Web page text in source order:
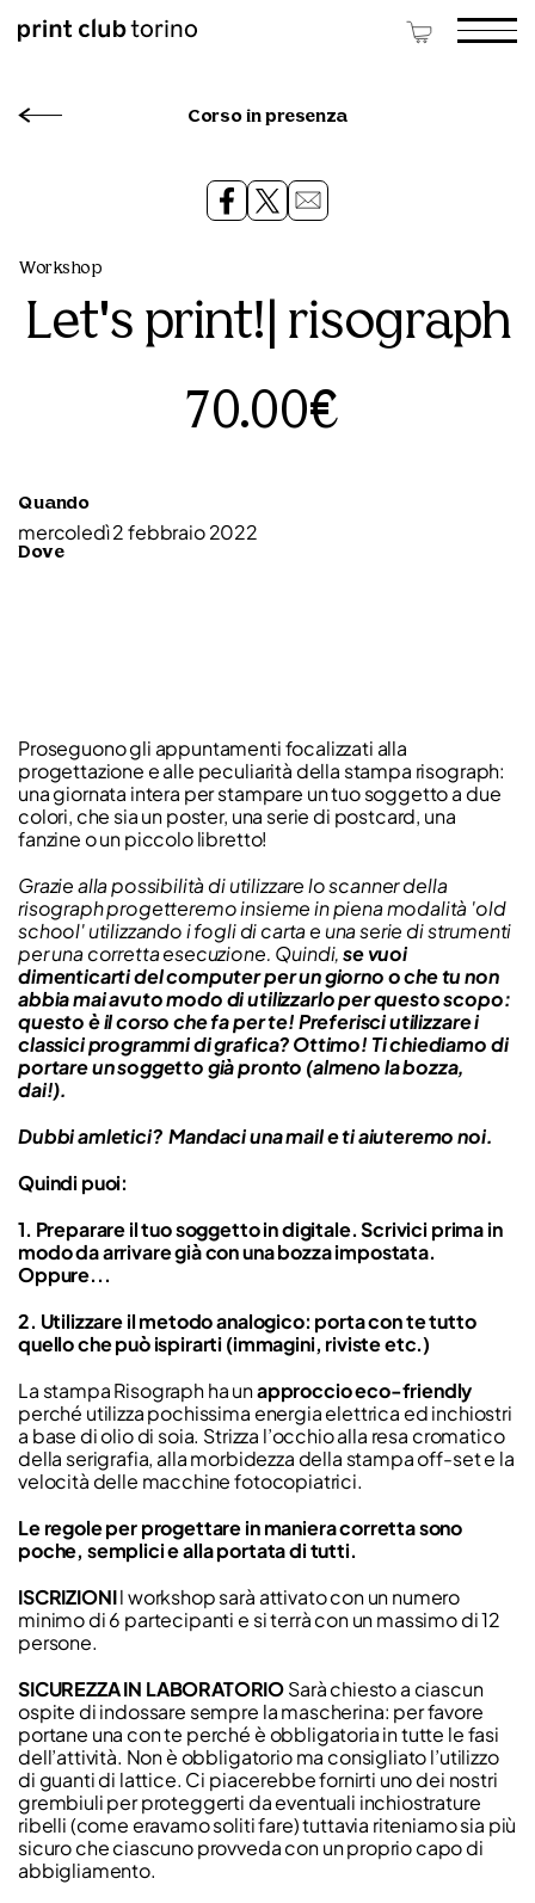
Corso in presenza
Proseguono gli appuntamenti focalizzati alla
progettazione e alle peculiarità della stampa risograph:
una giornata intera per stampare un tuo soggetto a due
colori, che sia un poster, una serie di postcard, una
fanzine o un piccolo libretto!
Grazie alla possibilità di utilizzare lo scanner della
risograph progetteremo insieme in piena modalità 'old
school' utilizzando i fogli di carta e una serie di strumenti
per una corretta esecuzione. Quindi,se vuoi
dimenticarti del computer per un giorno o che tu non
abbia mai avuto modo di utilizzarlo per questo scopo:
questo è il corso che fa per te! Preferisci utilizzare i
classici programmi di grafica? Ottimo! Ti chiediamo di
portare un soggetto già pronto (almeno la bozza,
dai!).
Dubbi amletici? Mandaci una mail e ti aiuteremo noi.
Quindi puoi:
1. Preparare il tuo soggetto in digitale. Scrivici prima in
modo da arrivare già con una bozza impostata.
Oppure...
2. Utilizzare il metodo analogico: porta con te tutto
quello che può ispirarti (immagini, riviste etc.)
La stampa Risograph ha unapproccio eco-friendly
perché utilizza pochissima energia elettrica ed inchiostri
a base di olio di soia. Strizza l’occhio alla resa cromatico
della serigrafia, alla morbidezza della stampa off-set e la
velocità delle macchine fotocopiatrici.
Le regole per progettare in maniera corretta sono
poche, semplici e alla portata di tutti.
ISCRIZIONIl workshop sarà attivato con un numero
minimo di 6 partecipanti e si terrà con un massimo di 12
persone.
SICUREZZA IN LABORATORIOSarà chiesto a ciascun
ospite di indossare sempre la mascherina: per favore
portane una con te perché è obbligatoria in tutte le fasi
dell’attività. Non è obbligatorio ma consigliato l’utilizzo
di guanti di lattice. Ci piacerebbe fornirti uno dei nostri
grembiuli per proteggerti da eventuali inchiostrature
ribelli (come eravamo soliti fare) tuttavia riteniamo sia più
sicuro che ciascuno provveda con un proprio capo di
abbigliamento.
Workshop
Let's print!| risograph
70.00€
Quando
mercoledì 2 febbraio 2022
Dove